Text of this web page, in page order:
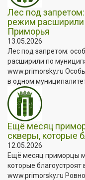
Лес под
режим расширили
Приморья
13.05.2026
Лес под запретом:
расширили по
www.primorsky.ru
в одном
Ещё месяц
скверы, которые
12.05.2026
Ещё месяц приморцы
которые
www.primorsky.ru